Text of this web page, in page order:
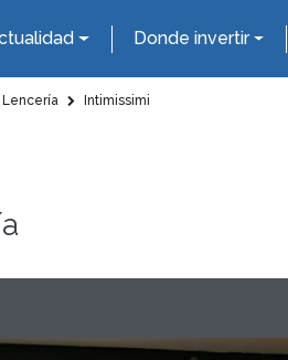
Donde invertir
Lencería Intimissimi